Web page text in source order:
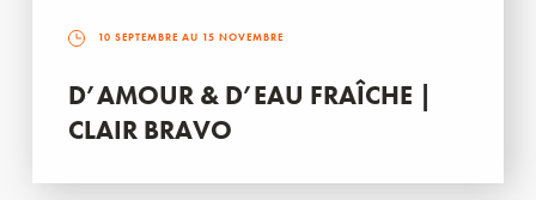
10 SEPTEMBRE AU 15 NOVEMBRE
D’AMOUR & D’EAU FRAÎCHE |
CLAIR BRAVO